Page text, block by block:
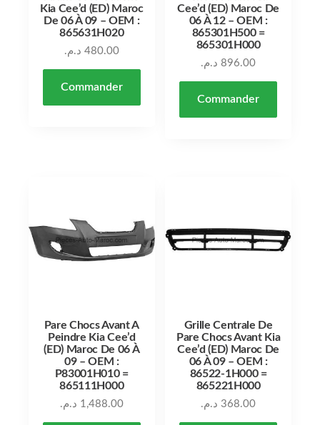
Kia Cee’d (ED) Maroc
De 06 À 09 – OEM :
865631H020
480.00 د.م.
Commander
Cee’d (ED) Maroc De
06 À 12 – OEM :
865301H500 =
865301H000
896.00 د.م.
Commander
Pare Chocs Avant A
Peindre Kia Cee’d
(ED) Maroc De 06 À
09 – OEM :
P83001H010 =
865111H000
1,488.00 د.م.
Grille Centrale De
Pare Chocs Avant Kia
Cee’d (ED) Maroc De
06 À 09 – OEM :
86522-1H000 =
865221H000
368.00 د.م.